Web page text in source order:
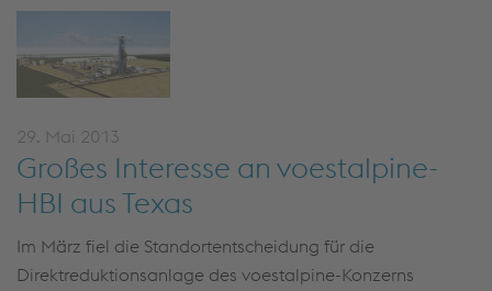
29. Mai 2013
Großes Interesse an voestalpine-
HBI aus Texas
Im März fiel die Standortentscheidung für die
Direktreduktionsanlage des voestalpine-Konzerns